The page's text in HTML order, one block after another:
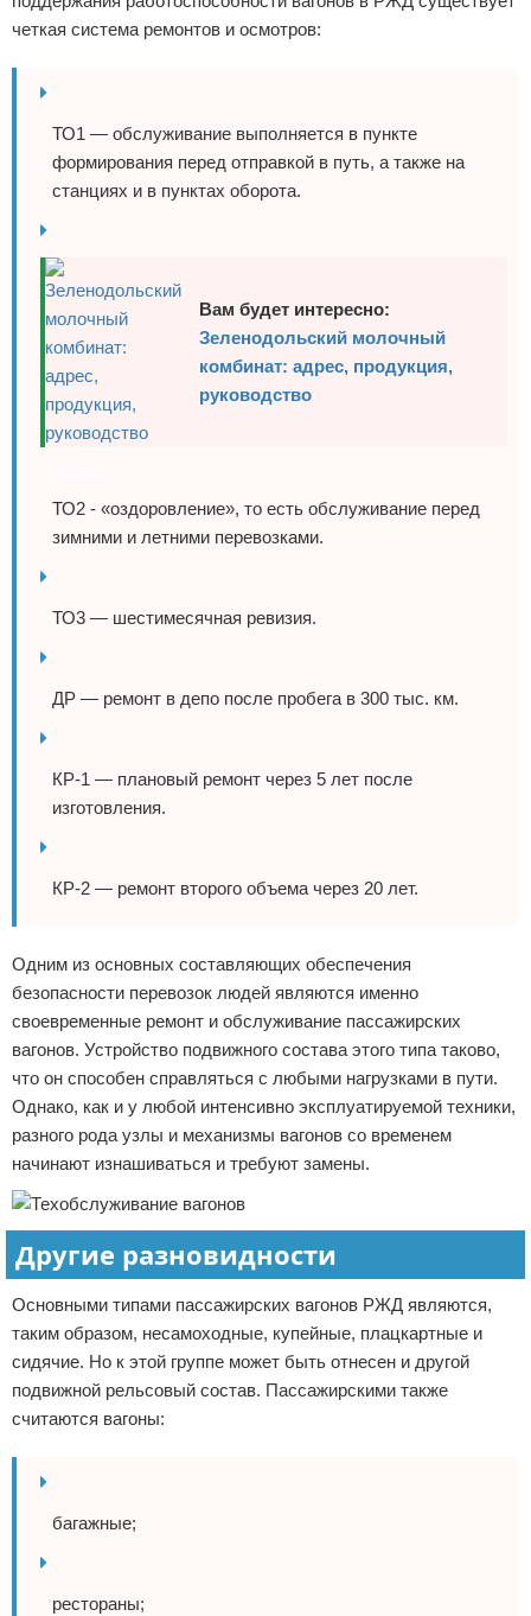
четкая система ремонтов и осмотров:
ТО1 — обслуживание выполняется в пункте
формирования перед отправкой в путь, а также на
станциях и в пунктах оборота.
Вам будет интересно:
Зеленодольский молочный
комбинат: адрес, продукция,
руководство
ТО2 - «оздоровление», то есть обслуживание перед
зимними и летними перевозками.
ТО3 — шестимесячная ревизия.
ДР — ремонт в депо после пробега в 300 тыс. км.
КР-1 — плановый ремонт через 5 лет после
изготовления.
КР-2 — ремонт второго объема через 20 лет.
Одним из основных составляющих обеспечения
безопасности перевозок людей являются именно
своевременные ремонт и обслуживание пассажирских
вагонов. Устройство подвижного состава этого типа таково,
что он способен справляться с любыми нагрузками в пути.
Однако, как и у любой интенсивно эксплуатируемой техники,
разного рода узлы и механизмы вагонов со временем
начинают изнашиваться и требуют замены.
Другие разновидности
Основными типами пассажирских вагонов РЖД являются,
таким образом, несамоходные, купейные, плацкартные и
сидячие. Но к этой группе может быть отнесен и другой
подвижной рельсовый состав. Пассажирскими также
считаются вагоны:
багажные;
рестораны;